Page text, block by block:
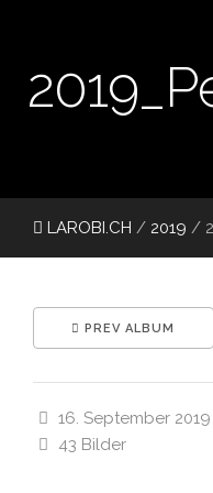
LAROBI.CH / 2019 /
PREV ALBUM
16. September 2019
43 Bilder